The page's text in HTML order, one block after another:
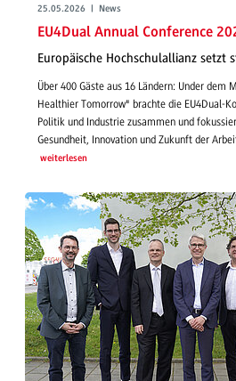
25.05.2026 | News
EU4Dual Annual Conference
Europäische Hochschulallianz setzt
Über 400 Gäste aus 16 Ländern: Under dem
Healthier Tomorrow" brachte die EU4Dual-
Politik und Industrie zusammen und
Gesundheit, Innovation und Zukunft der
weiterlesen